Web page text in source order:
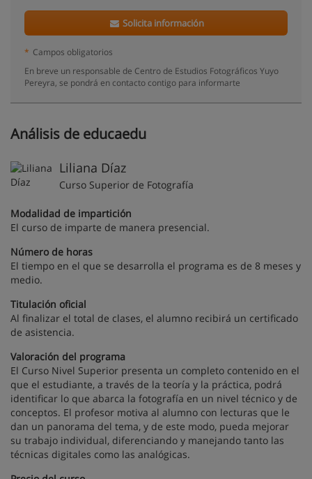
Solicita información
* Campos obligatorios
En breve un responsable de Centro de Estudios Fotográficos Yuyo
Pereyra, se pondrá en contacto contigo para informarte
Análisis de educaedu
Liliana Díaz
Curso Superior de Fotografía
Modalidad de impartición
El curso de imparte de manera presencial.
Número de horas
El tiempo en el que se desarrolla el programa es de 8 meses y
medio.
Titulación oficial
Al finalizar el total de clases, el alumno recibirá un certificado
de asistencia.
Valoración del programa
El Curso Nivel Superior presenta un completo contenido en el
que el estudiante, a través de la teoría y la práctica, podrá
identificar lo que abarca la fotografía en un nivel técnico y de
conceptos. El profesor motiva al alumno con lecturas que le
dan un panorama del tema, y de este modo, pueda mejorar
su trabajo individual, diferenciando y manejando tanto las
técnicas digitales como las analógicas.